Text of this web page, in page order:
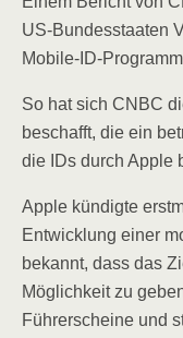
US-Bun­des­staa­ten
Mobi­le-ID-
So hat sich CNBC
beschafft, die ein
die IDs durch Apple
Apple kün­dig­te
Ent­wick­lung einer
bekannt, dass das
Mög­lich­keit zu
Füh­rer­schei­ne und